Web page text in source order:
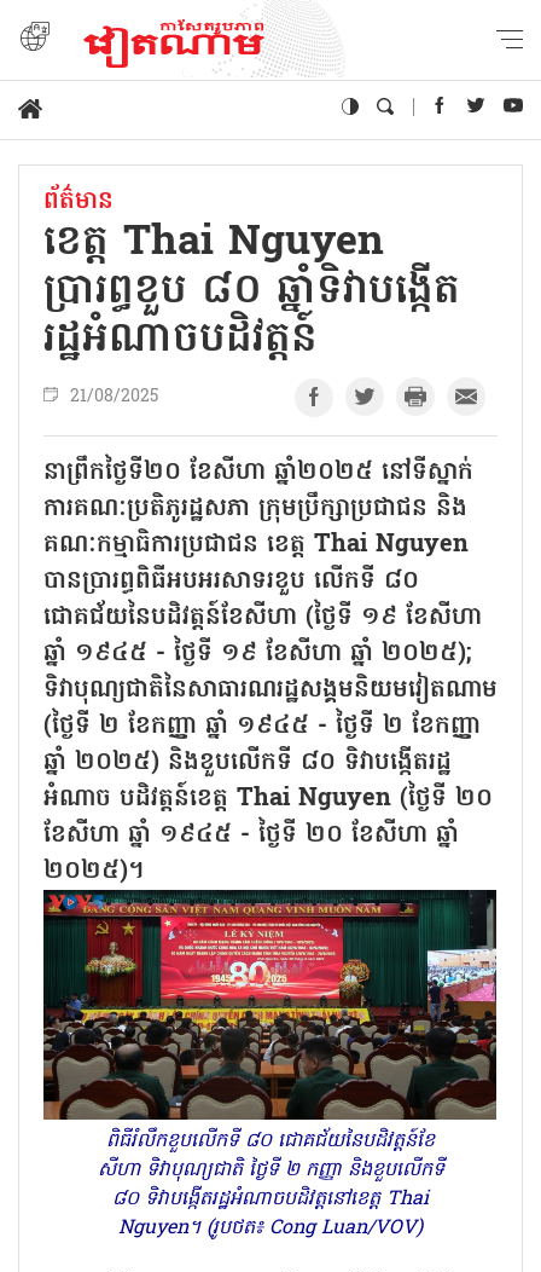
ព័ត៌មាន
ខេត្ត Thai Nguyen
ប្រារព្ធខួប ៨០ ឆ្នាំទិវាបង្កើត
រដ្ឋអំណាចបដិវត្តន៍
21/08/2025
នាព្រឹកថ្ងៃទី២០ ខែសីហា ឆ្នាំ២០២៥ នៅទីស្នាក់
ការគណៈប្រតិភូរដ្ឋសភា ក្រុមប្រឹក្សាប្រជាជន និង
គណៈកម្មាធិការប្រជាជន ខេត្ត Thai Nguyen
បានប្រារព្ធពិធីអបអរសាទរខួប លើកទី ៨០
ជោគជ័យនៃបដិវត្តន៍ខែសីហា (ថ្ងៃទី ១៩ ខែសីហា
ឆ្នាំ ១៩៤៥ - ថ្ងៃទី ១៩ ខែសីហា ឆ្នាំ ២០២៥);
ទិវាបុណ្យជាតិនៃសាធារណរដ្ឋសង្គមនិយមវៀតណាម
(ថ្ងៃទី ២ ខែកញ្ញា ឆ្នាំ ១៩៤៥ - ថ្ងៃទី ២ ខែកញ្ញា
ឆ្នាំ ២០២៥) និងខួបលើកទី ៨០ ទិវាបង្កើតរដ្ឋ
អំណាច បដិវត្តន៍ខេត្ត Thai Nguyen (ថ្ងៃទី ២០
ខែសីហា ឆ្នាំ ១៩៤៥ - ថ្ងៃទី ២០ ខែសីហា ឆ្នាំ
២០២៥)។
ពិធីរំលឹកខួបលើកទី ៨០ ជោគជ័យនៃបដិវត្តន៍ខែ
សីហា ទិវាបុណ្យជាតិ ថ្ងៃទី ២ កញ្ញា និងខួបលើកទី
៨០ ទិវាបង្កើតរដ្ឋអំណាចបដិវត្តនៅខេត្ត Thai
Nguyen។ (រូបថត៖ Cong Luan/VOV)